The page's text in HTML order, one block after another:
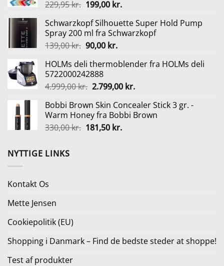
398,00 kr..199,00 kr..
229,95kr. Den
pris
var:
229,95 kr..
199,00 kr.Den
pris
er:
Schwarzkopf Silhouette Super Hold Pump
Spray 200 ml fra Schwarzkopf
139,00kr. Den
pris
var:
139,00 kr..
90,00 kr.Den
pris
90,00 kr..
HOLMs deli thermoblender fra HOLMs deli
5722000242888
4.999,00kr. Den
pris
var:
4.999,00 kr..
2.799,00 kr.Den
pris
er:
Bobbi Brown Skin Concealer Stick 3 gr. -
Warm Honey fra Bobbi Brown
330,00kr. Den
181,50 kr.Den
NYTTIGE LINKS
Kontakt Os
Mette Jensen
Cookiepolitik (EU)
Shopping i Danmark – Find de bedste steder at shoppe!
Test af produkter